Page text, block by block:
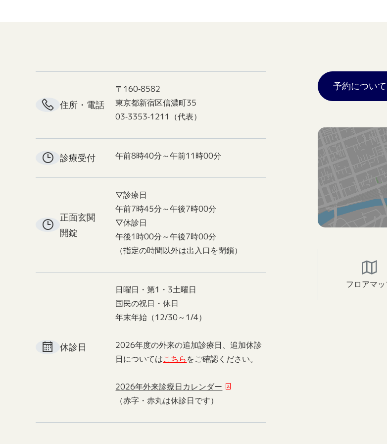
住所・電話
〒160-8582
東京都新宿区信濃町35
03-3353-1211（代表）
診療受付 午前8時40分～午前11時00分
正面玄関
開錠
▽診療日
午前7時45分～午後7時00分
▽休診日
午後1時00分～午後7時00分
（指定の時間以外は出入口を閉鎖）
休診日
日曜日・第1・3土曜日
国民の祝日・休日
年末年始（12/30～1/4）
2026年度の外来の追加診療日、追加休診
日についてはこちらをご確認ください。
2026年外来診療日カレンダー
（赤字・赤丸は休診日です）
予約について
フロアマ